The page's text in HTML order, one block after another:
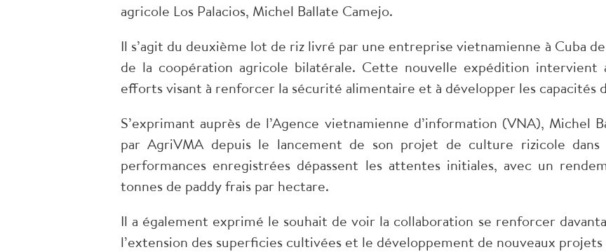
agricole Los Palacios, Michel Ballate Camejo.
Il s’agit du deuxième lot de riz livré par une entreprise vietnamienne à Cuba
de la coopération agricole bilatérale. Cette nouvelle expédition intervient
efforts visant à renforcer la sécurité alimentaire et à développer les capacités
S’exprimant auprès de l’Agence vietnamienne d’information (VNA), Michel
par AgriVMA depuis le lancement de son projet de culture rizicole
performances enregistrées dépassent les attentes initiales, avec un
tonnes de paddy frais par hectare.
Il a également exprimé le souhait de voir la collaboration se renforcer
l’extension des superficies cultivées et le développement de nouveaux